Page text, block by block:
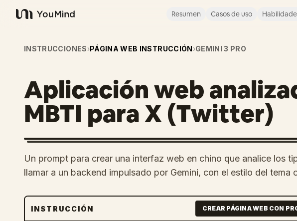
YouMind
Resumen Casos de uso
INSTRUCCIONES›PÁGINA WEB INSTRUCCIÓN›GEMINI 3 PRO
Aplicación web
MBTI para X (Twitter)
Un prompt para crear una interfaz web en chino que analice los
llamar a un backend impulsado por Gemini, con el estilo del tema
INSTRUCCIÓN CREAR PÁGINA WEB CON